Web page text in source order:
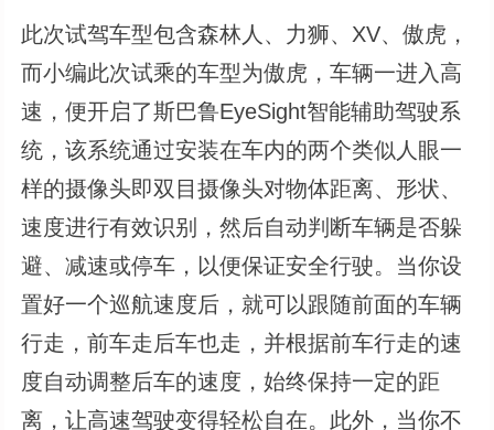
此次试驾车型包含森林人、力狮、XV、傲虎，
而小编此次试乘的车型为傲虎，车辆一进入高
速，便开启了斯巴鲁EyeSight智能辅助驾驶系
统，该系统通过安装在车内的两个类似人眼一
样的摄像头即双目摄像头对物体距离、形状、
速度进行有效识别，然后自动判断车辆是否躲
避、减速或停车，以便保证安全行驶。当你设
置好一个巡航速度后，就可以跟随前面的车辆
行走，前车走后车也走，并根据前车行走的速
度自动调整后车的速度，始终保持一定的距
离，让高速驾驶变得轻松自在。此外，当你不